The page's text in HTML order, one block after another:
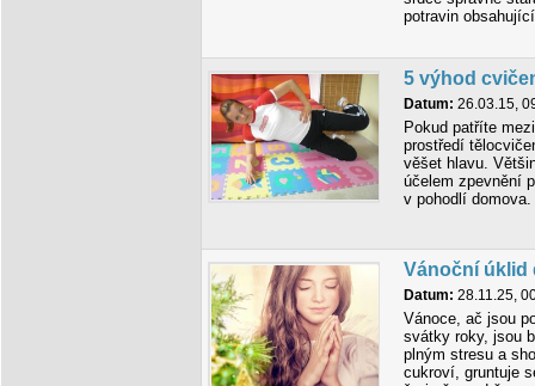
potravin
5 výhod
Datum: 26.03.15,
Pokud patříte
prostředí
věšet hlavu.
účelem zpevnění
v pohodlí domova.
Vánoční úklid
Datum: 28.11.25,
Vánoce, ač jsou
svátky roky, jsou
plným stresu a
cukroví, gruntuje